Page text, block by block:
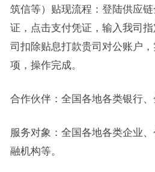
筑信等）贴现流程：登陆供应
证，点击支付凭证，输入我司
司扣除贴息打款贵司对公账户
项，操作完成。
合作伙伴：全国各地各类银行、
服务对象：全国各地各类企业
融机构等。